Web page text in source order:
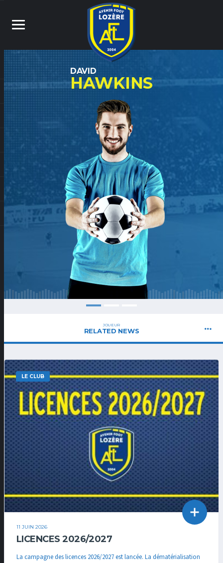
DAVID
HAWKINS
JOUEUR
RELATED NEWS
LE CLUB
11 JUIN 2026
LICENCES 2026/2027
La campagne des licences 2026/2027 est lancée. La dématérialisation